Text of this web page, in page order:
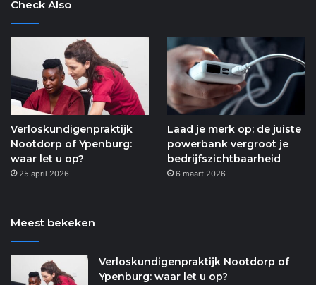
Check Also
Verloskundigenpraktijk
Nootdorp of Ypenburg:
waar let u op?
25 april 2026
Laad je merk op: de juiste
powerbank vergroot je
bedrijfszichtbaarheid
6 maart 2026
Meest bekeken
Verloskundigenpraktijk Nootdorp of
Ypenburg: waar let u op?